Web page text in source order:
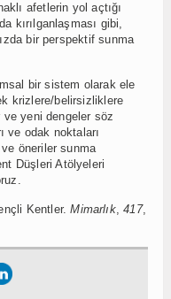
afetlerin yol açtığı
kırılganlaşması gibi,
bir perspektif sunma
bir sistem olarak ele
krizlere/belirsizliklere
ve yeni dengeler söz
ve odak noktaları
öneriler sunma
Düşleri Atölyeleri
Kentler.Mimarlık,417,